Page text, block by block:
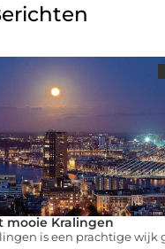
mooie Kralingen
is een prachtige wijk